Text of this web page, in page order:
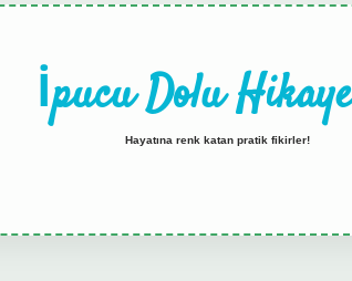
İpucu Dolu
Hayatına renk katan pratik fikirler!